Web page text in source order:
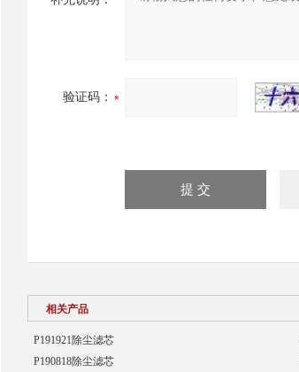
验证码：
相关产品
P191921除尘滤芯
P190818除尘滤芯